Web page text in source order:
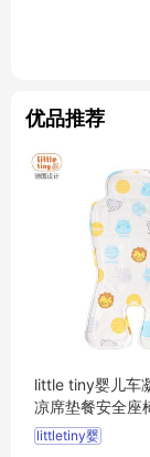
优品推荐
little tiny婴儿车
凉席垫餐安全座
通用夏
littletiny婴